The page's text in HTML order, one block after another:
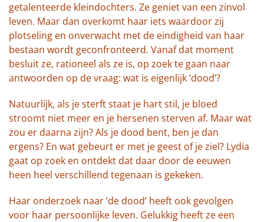
getalenteerde kleindochters. Ze geniet van een zinvol
leven. Maar dan overkomt haar iets waardoor zij
plotseling en onverwacht met de eindigheid van haar
bestaan wordt geconfronteerd. Vanaf dat moment
besluit ze, rationeel als ze is, op zoek te gaan naar
antwoorden op de vraag: wat is eigenlijk ‘dood’?
Natuurlijk, als je sterft staat je hart stil, je bloed
stroomt niet meer en je hersenen sterven af. Maar wat
zou er daarna zijn? Als je dood bent, ben je dan
ergens? En wat gebeurt er met je geest of je ziel? Lydia
gaat op zoek en ontdekt dat daar door de eeuwen
heen heel verschillend tegenaan is gekeken.
Haar onderzoek naar ‘de dood’ heeft ook gevolgen
voor haar persoonlijke leven. Gelukkig heeft ze een